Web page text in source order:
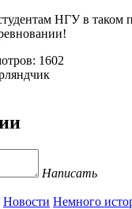
НГУ в таком
1602
Написать
Новости Немного